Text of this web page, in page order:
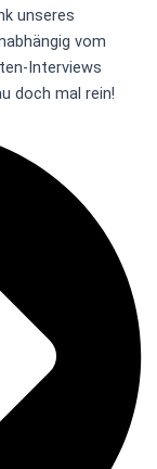
unseres
vom
Interviews
doch mal rein!